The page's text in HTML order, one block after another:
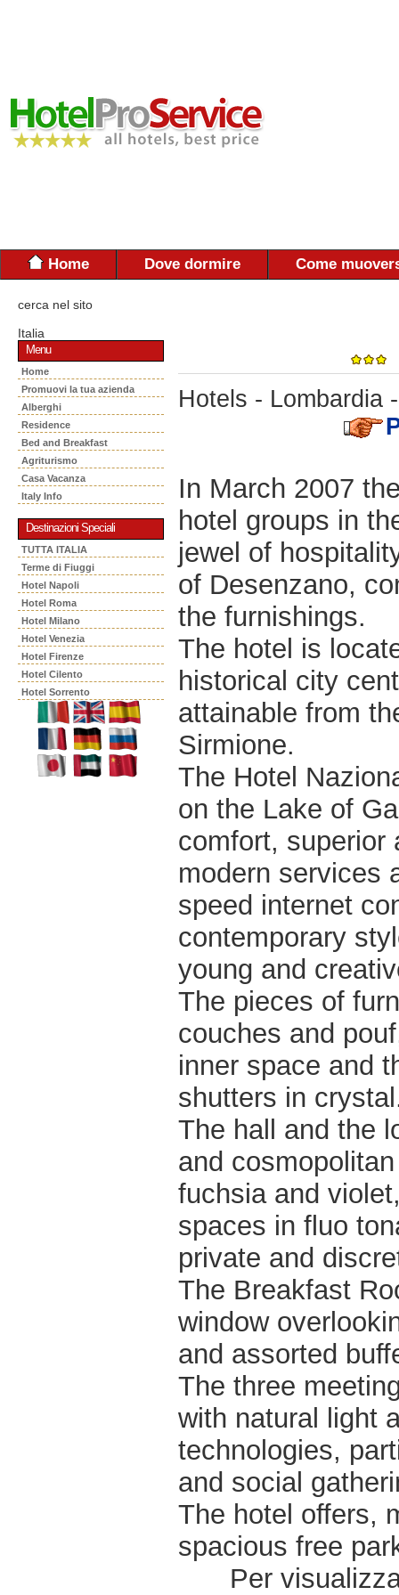
Home Dove dormire Come
cerca nel sito
Italia
Menu
Home
Promuovi la tua azienda
Alberghi
Residence
Bed and Breakfast
Agriturismo
Casa Vacanza
Italy Info
Destinazioni Speciali
TUTTA ITALIA
Terme di Fiuggi
Hotel Napoli
Hotel Roma
Hotel Milano
Hotel Venezia
Hotel Firenze
Hotel Cilento
Hotel Sorrento
Hotels - Lombardia
In March 2007
hotel groups in
jewel of
of Desenzano,
the furnishings.
The hotel is
historical city
attainable from
Sirmione.
The Hotel
on the Lake of
comfort, superior
modern services
speed internet
contemporary
young and
The pieces of
couches and
inner space and
shutters in
The hall and the
and
fuchsia and
spaces in fluo
private and
The Breakfast
window
and assorted
The three
with natural light
technologies,
and social
The hotel offers,
spacious free
Per